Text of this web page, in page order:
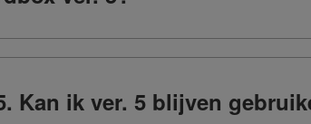
Kan ik ver. 5 blijven